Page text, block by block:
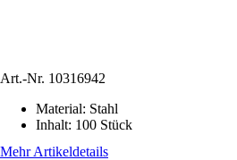
Art.-Nr. 10316942
Material: Stahl
Inhalt: 100 Stück
Mehr Artikeldetails